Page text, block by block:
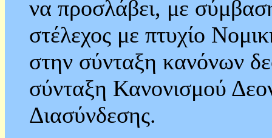
να προσλάβει, με
στέλεχος με πτυχίο
στην σύνταξη κανόνων
σύνταξη Κανονισμού
Διασύνδεσης.